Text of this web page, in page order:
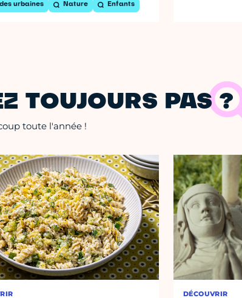
urbaines Nature Enfants
TOUJOURS PAS ?
toute l'année !
DÉCOUVRIR